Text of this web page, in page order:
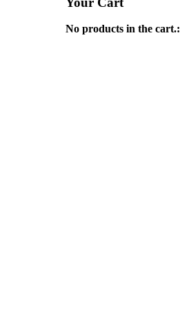
No products in the cart.: